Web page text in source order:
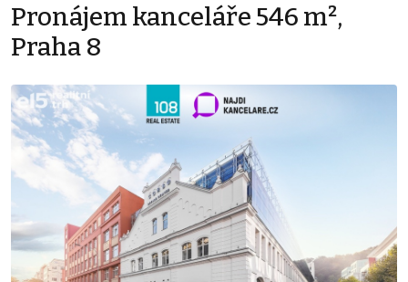
Pronájem kanceláře 546 m²,
Praha 8